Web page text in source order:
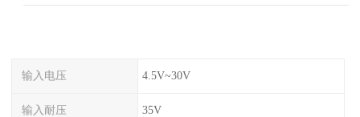
输入电压 4.5V~30V
输入耐压 35V